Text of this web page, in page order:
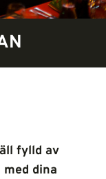
fylld av
dina